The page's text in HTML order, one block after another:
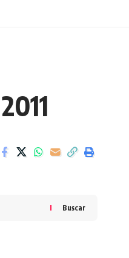
Buscar